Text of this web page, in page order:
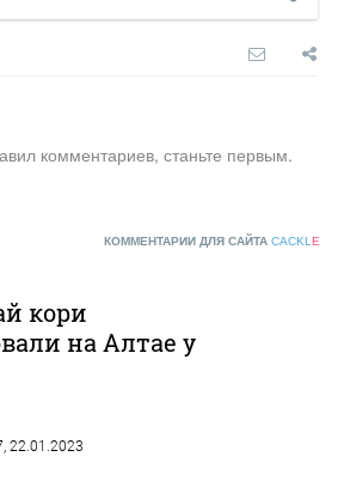
комментариев, станьте первым.
КОММЕНТАРИИ ДЛЯ САЙТА CACKL E
кори
на Алтае у
22.01.2023